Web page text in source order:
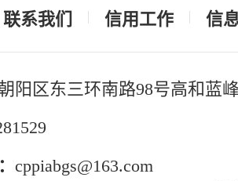
联系我们 信用工作 信
阳区东三环南路98号高和蓝
cppiabgs@163.com